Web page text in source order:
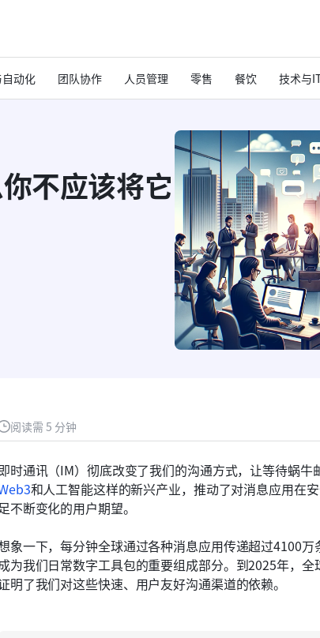
动化 团队协作 人员管理 零售 餐饮 技术与
不应该将它
阅读需 5 分钟
时通讯（IM）彻底改变了我们的沟通方式，让等待蜗
和人工智能这样的新兴产业，推动了对消息应用在
不断变化的用户期望。
象一下，每分钟全球通过各种消息应用传递超过4100
为我们日常数字工具包的重要组成部分。到2025年，
明了我们对这些快速、用户友好沟通渠道的依赖。